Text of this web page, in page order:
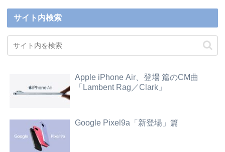
サイト内検索
Apple iPhone Air、登場 篇のCM曲
「Lambent Rag／Clark」
Google Pixel9a「新登場」篇